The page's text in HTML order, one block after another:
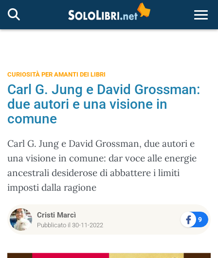
CURIOSITÀ PER AMANTI DEI LIBRI
Carl G. Jung e David Grossman:
due autori e una visione in
comune
Carl G. Jung e David Grossman, due autori e
una visione in comune: dar voce alle energie
ancestrali desiderose di abbattere i limiti
imposti dalla ragione
Cristi Marcì
Pubblicato il 30-11-2022
9